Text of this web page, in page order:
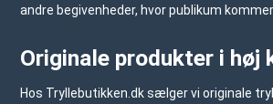
andre begivenheder, hvor publikum
Originale produkter i høj
Hos Tryllebutikken.dksælger vi originale